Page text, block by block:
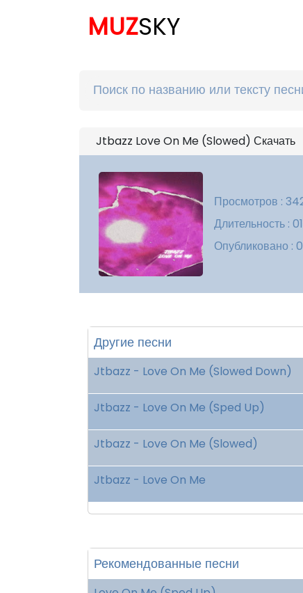
MUZSKY
Jtbazz Love On Me (Slowed) Скачать
Просмотров :
Длительность :
Опубликовано :
Другие песни
Jtbazz - Love On Me (Slowed Down)
Jtbazz - Love On Me (Sped Up)
Jtbazz - Love On Me (Slowed)
Jtbazz - Love On Me
Рекомендованные песни